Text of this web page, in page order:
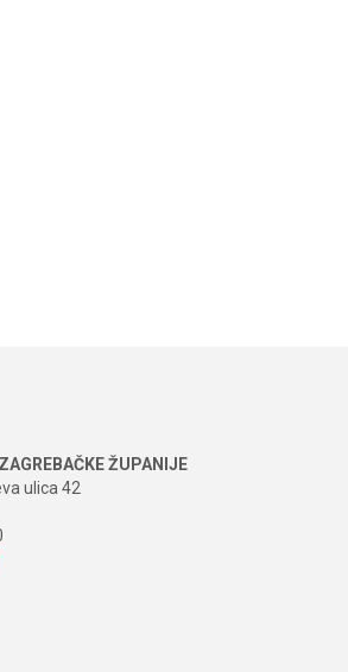
ŽUPANIJE
ulica 42